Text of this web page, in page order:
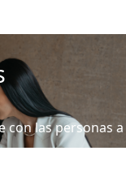
con las personas a